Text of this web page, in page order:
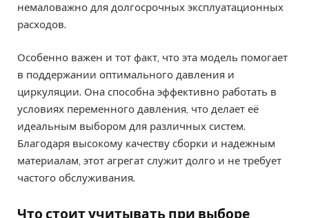
немаловажно для долгосрочных эксплуатационных
расходов.
Особенно важен и тот факт, что эта модель помогает
в поддержании оптимального давления и
циркуляции. Она способна эффективно работать в
условиях переменного давления, что делает её
идеальным выбором для различных систем.
Благодаря высокому качеству сборки и надежным
материалам, этот агрегат служит долго и не требует
частого обслуживания.
Что стоит учитывать при выборе